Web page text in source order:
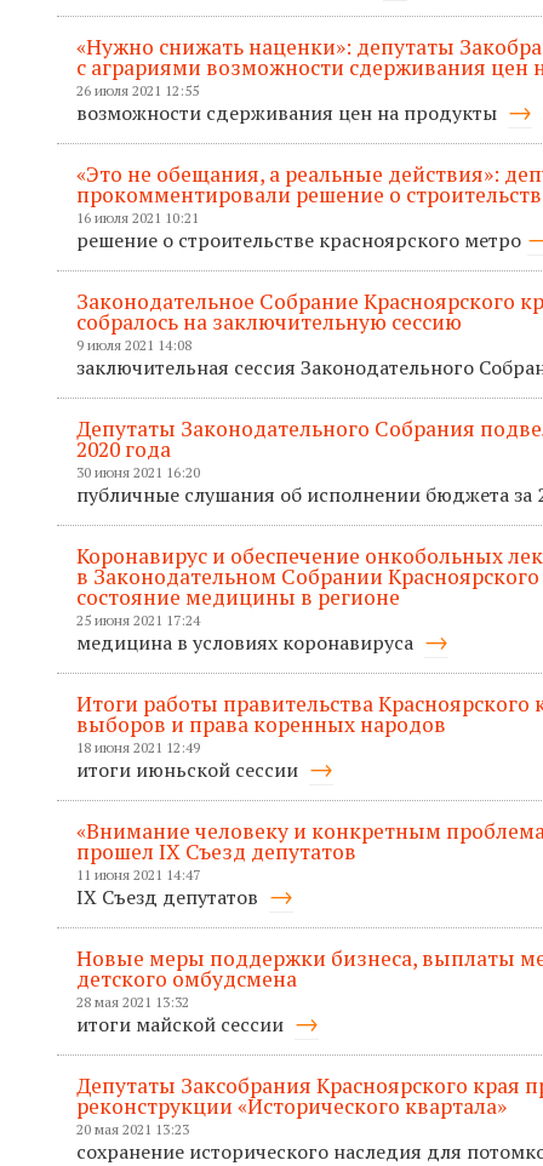
«Нужно снижать наценки»: депутаты
с аграриями возможности сдерживания цен
26 июля 2021 12:55
возможности сдерживания цен на продукты
«Это не обещания, а реальные действия»:
прокомментировали решение о
16 июля 2021 10:21
решение о строительстве красноярского метро
Законодательное Собрание Красноярского
собралось на заключительную сессию
9 июля 2021 14:08
заключительная сессия Законодательного
Депутаты Законодательного Собрания
2020 года
30 июня 2021 16:20
публичные слушания об исполнении бюджета за
Коронавирус и обеспечение онкобольных
в Законодательном Собрании
состояние медицины в регионе
25 июня 2021 17:24
медицина в условиях коронавируса
Итоги работы правительства Красноярского
выборов и права коренных народов
18 июня 2021 12:49
итоги июньской сессии
«Внимание человеку и конкретным
прошел IX Съезд депутатов
11 июня 2021 14:47
IX Съезд депутатов
Новые меры поддержки бизнеса, выплаты
детского омбудсмена
28 мая 2021 13:32
итоги майской сессии
Депутаты Заксобрания Красноярского края
реконструкции «Исторического квартала»
20 мая 2021 13:23
сохранение исторического наследия для